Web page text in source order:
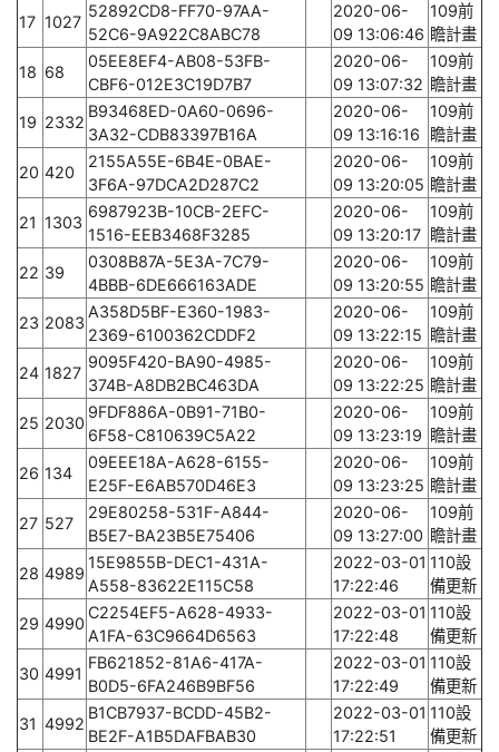
17 1027
52892CD8-FF70-97AA-
52C6-9A922C8ABC78
2020-06-
09 13:06:46
109前
瞻計畫
18 68
05EE8EF4-AB08-53FB-
CBF6-012E3C19D7B7
2020-06-
09 13:07:32
109前
瞻計畫
19 2332
B93468ED-0A60-0696-
3A32-CDB83397B16A
2020-06-
09 13:16:16
109前
瞻計畫
20 420
2155A55E-6B4E-0BAE-
3F6A-97DCA2D287C2
2020-06-
09 13:20:05
109前
瞻計畫
21 1303
6987923B-10CB-2EFC-
1516-EEB3468F3285
2020-06-
09 13:20:17
109前
瞻計畫
22 39
0308B87A-5E3A-7C79-
4BBB-6DE666163ADE
2020-06-
09 13:20:55
109前
瞻計畫
23 2083
A358D5BF-E360-1983-
2369-6100362CDDF2
2020-06-
09 13:22:15
109前
瞻計畫
24 1827
9095F420-BA90-4985-
374B-A8DB2BC463DA
2020-06-
09 13:22:25
109前
瞻計畫
25 2030
9FDF886A-0B91-71B0-
6F58-C810639C5A22
2020-06-
09 13:23:19
109前
瞻計畫
26 134
09EEE18A-A628-6155-
E25F-E6AB570D46E3
2020-06-
09 13:23:25
109前
瞻計畫
27 527
29E80258-531F-A844-
B5E7-BA23B5E75406
2020-06-
09 13:27:00
109前
瞻計畫
28 4989
15E9855B-DEC1-431A-
A558-83622E115C58
2022-03-01
17:22:46
110設
備更新
29 4990
C2254EF5-A628-4933-
A1FA-63C9664D6563
2022-03-01
17:22:48
110設
備更新
30 4991
FB621852-81A6-417A-
B0D5-6FA246B9BF56
2022-03-01
17:22:49
110設
備更新
31 4992
B1CB7937-BCDD-45B2-
BE2F-A1B5DAFBAB30
2022-03-01
17:22:51
110設
備更新